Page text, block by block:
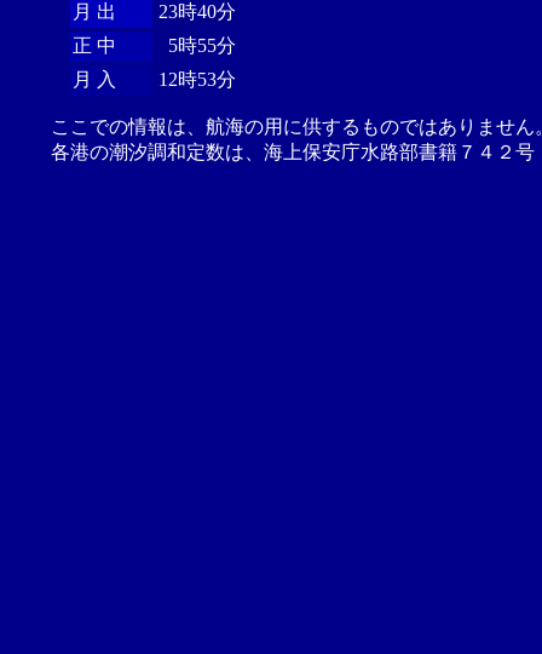
月 出
23時40分
正 中
5時55分
月 入
12時53分
ここでの情報は、航海の用に供するものではありませ
各港の潮汐調和定数は、海上保安庁水路部書籍７４２